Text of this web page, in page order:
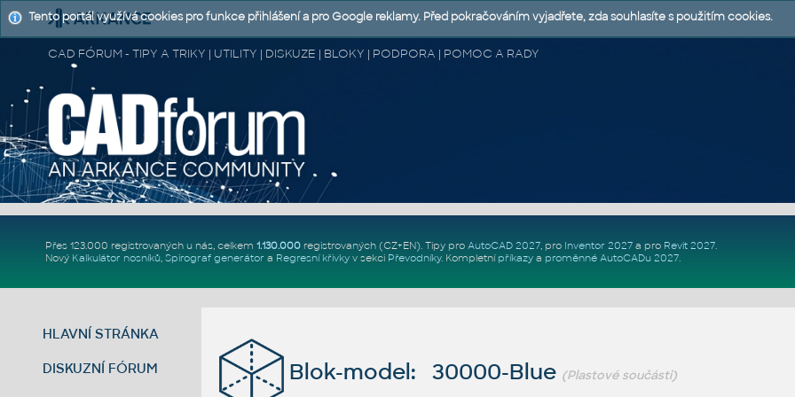
CAD FÓRUM - TIPY A TRIKY | UTILITY | DISKUZE | BLOKY | PODPORA | POMOC A RADY
Přes 123.000 registrovaných u nás, celkem 1.130.000registrovaných (CZ+EN). Tipy pro AutoCAD 2027, pro Inventor 2027a pro Revit 2027.
Nový Kalkulátor nosníků, Spirograf generátor a Regresní křivkyv sekci Převodníky. Kompletní příkazya proměnné AutoCADu 2027.
HLAVNÍ STRÁNKA
DISKUZNÍ FÓRUM Blok-model: 30000-Blue (Plastové součásti)
Tento portál využívá cookies pro funkce přihlášení a pro Google reklamy. Před pokračováním vyjadřete, zda souhlasíte s použitím cookies.